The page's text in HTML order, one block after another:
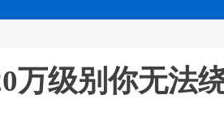
万级别你无法